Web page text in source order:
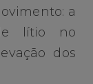
a
lítio no
dos